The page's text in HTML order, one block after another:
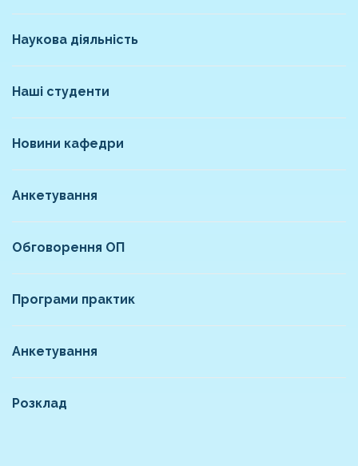
Наукова діяльність
Наші студенти
Новини кафедри
Анкетування
Обговорення ОП
Програми практик
Анкетування
Розклад